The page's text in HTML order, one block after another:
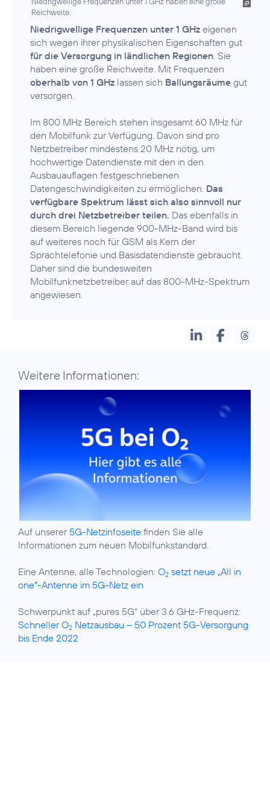
Reichweite.
Niedrigwellige Frequenzen unter 1 GHz eigenen
sich wegen ihrer physikalischen Eigenschaften gut
für die Versorgung in ländlichen Regionen. Sie
haben eine große Reichweite. Mit Frequenzen
oberhalb von 1 GHz lassen sich Ballungsräume gut
versorgen.
Im 800 MHz Bereich stehen insgesamt 60 MHz für
den Mobilfunk zur Verfügung. Davon sind pro
Netzbetreiber mindestens 20 MHz nötig, um
hochwertige Datendienste mit den in den
Ausbauauflagen festgeschriebenen
Datengeschwindigkeiten zu ermöglichen. Das
verfügbare Spektrum lässt sich also sinnvoll nur
durch drei Netzbetreiber teilen. Das ebenfalls in
diesem Bereich liegende 900-MHz-Band wird bis
auf weiteres noch für GSM als Kern der
Sprachtelefonie und Basisdatendienste gebraucht.
Daher sind die bundesweiten
Mobilfunknetzbetreiber auf das 800-MHz-Spektrum
Weitere Informationen:
Auf unserer 5G-Netzinfoseite finden Sie alle
Informationen zum neuen Mobilfunkstandard.
Eine Antenne, alle Technologien: O2 setzt neue „All in
one“-Antenne im 5G-Netz ein
Schwerpunkt auf „pures 5G“ über 3.6 GHz-Frequenz:
Schneller O2 Netzausbau – 50 Prozent 5G-Versorgung
bis Ende 2022